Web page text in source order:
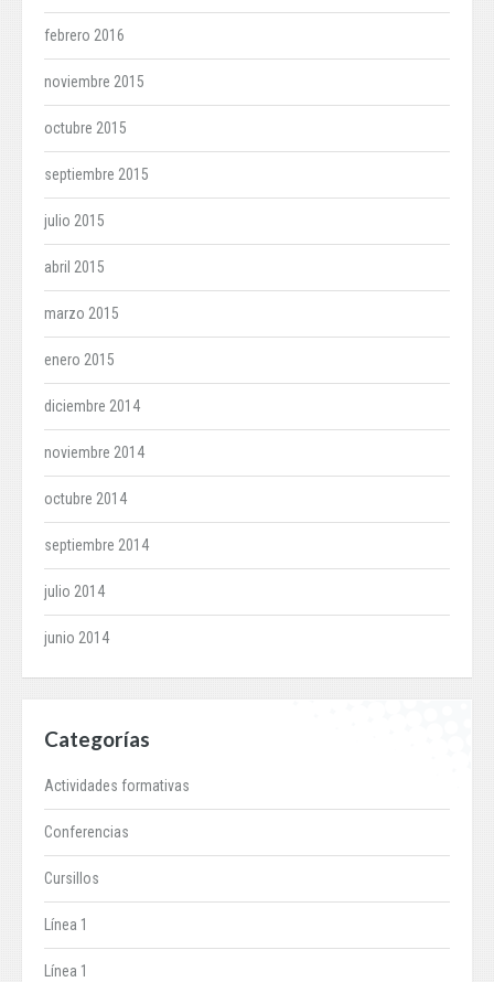
febrero 2016
noviembre 2015
octubre 2015
septiembre 2015
julio 2015
abril 2015
marzo 2015
enero 2015
diciembre 2014
noviembre 2014
octubre 2014
septiembre 2014
julio 2014
junio 2014
Categorías
Actividades formativas
Conferencias
Cursillos
Línea 1
Línea 1